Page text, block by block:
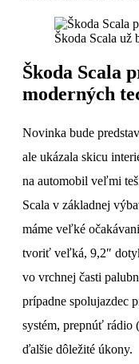
Škoda Scala už
Škoda Scala
moderných
Novinka bude
ale ukázala skicu
na automobil veľmi
Scala v základnej
máme veľké
tvoriť veľká, 9,2″
vo vrchnej časti
prípadne spolujazdec
systém, prepnúť rádio
ďalšie dôležité úkony.